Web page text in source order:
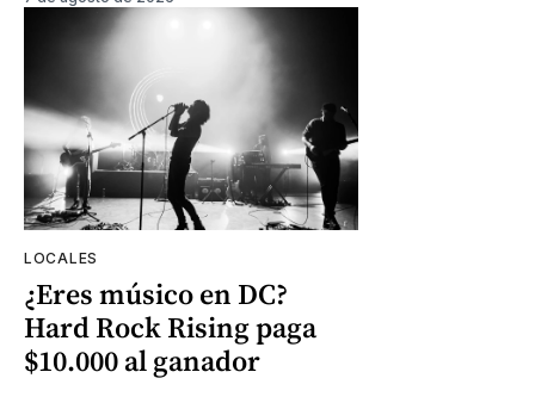
LOCALES
¿Eres músico en DC?
Hard Rock Rising paga
$10.000 al ganador